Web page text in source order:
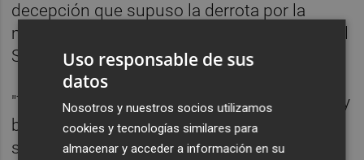
decepción que supuso la derrota por la
mínima la pasada jornada como local ante el
Sanitas Alcobendas.
"Tenemos que pensar en nosotros mismos y
buscar la victoria que nos dé la tranquilidad
sin pensar en los demás. Nuestra
Uso responsable de sus
datos
Nosotros y nuestros socios utilizamos
cookies y tecnologías similares para
almacenar y acceder a información en su